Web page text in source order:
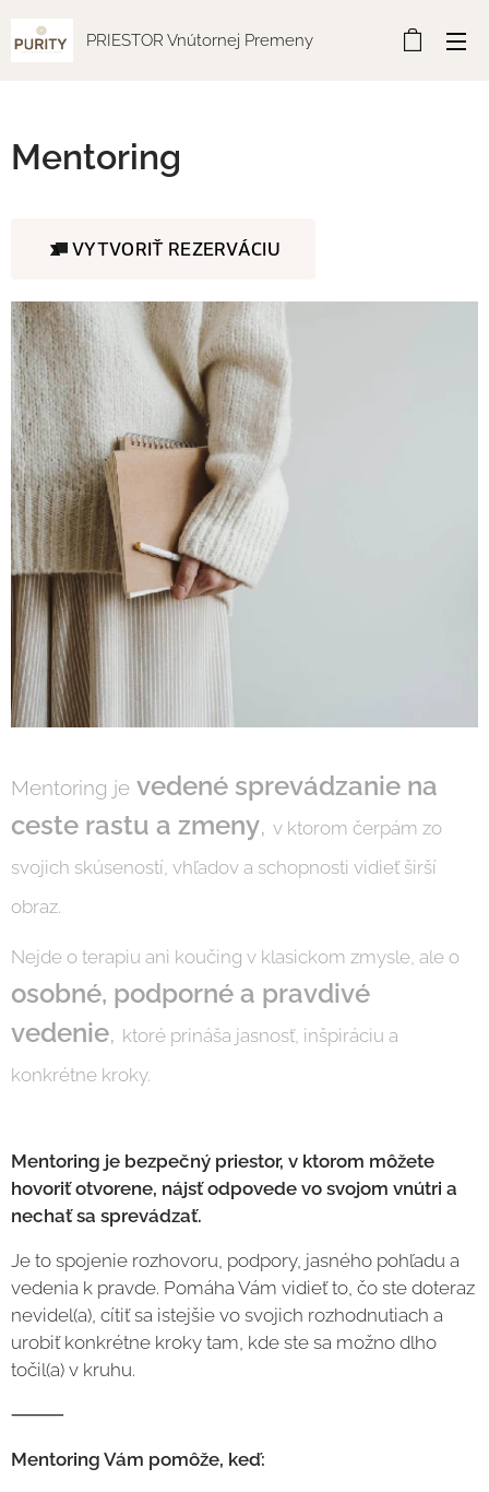
PRIESTOR Vnútornej Premeny
Mentoring
VYTVORIŤ REZERVÁCIU
Mentoring je vedené sprevádzanie na
ceste rastu a zmeny, v ktorom čerpám zo
svojich skúseností, vhľadov a schopnosti vidieť širší
obraz.
Nejde o terapiu ani koučing v klasickom zmysle, ale o
osobné, podporné a pravdivé
vedenie, ktoré prináša jasnosť, inšpiráciu a
konkrétne kroky.
Mentoring je bezpečný priestor, v ktorom môžete
hovoriť otvorene, nájsť odpovede vo svojom vnútri a
nechať sa sprevádzať.
Je to spojenie rozhovoru, podpory, jasného pohľadu a
vedenia k pravde. Pomáha Vám vidieť to, čo ste doteraz
nevidel(a), cítiť sa istejšie vo svojich rozhodnutiach a
urobiť konkrétne kroky tam, kde ste sa možno dlho
točil(a) v kruhu.
⸻
Mentoring Vám pomôže, keď: